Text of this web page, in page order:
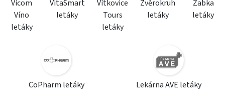
Vicom
Víno
letáky
VitaSmart
letáky
Vítkovice
Tours
letáky
Zvěrokruh
letáky
Žabka
letáky
CoPharm letáky Lekárna AVE letáky